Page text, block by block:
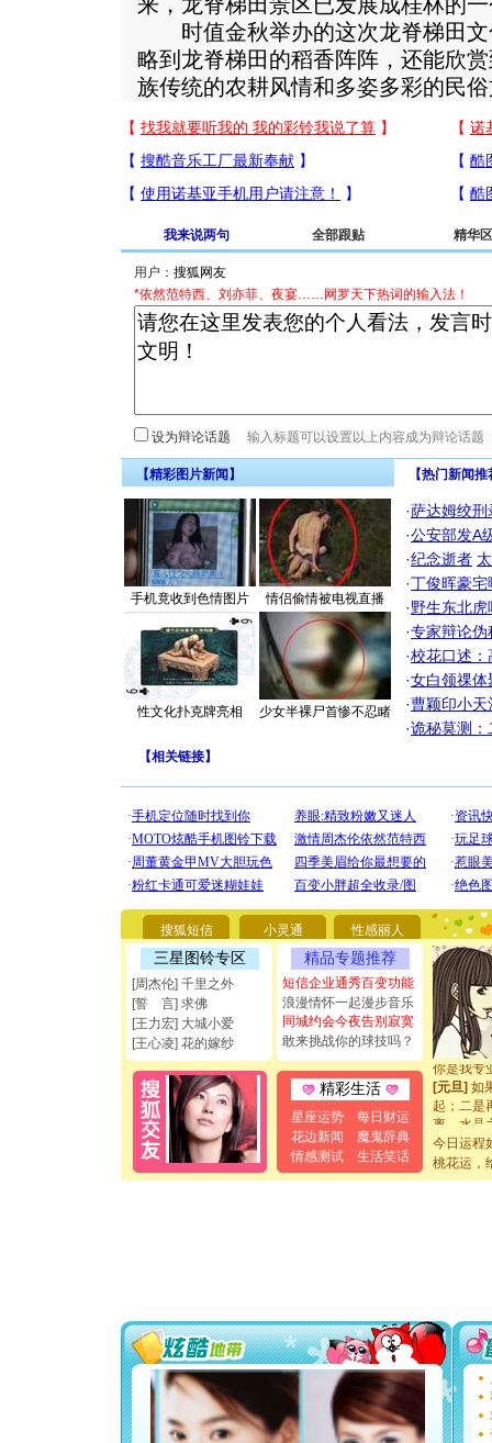
时值金秋举办的这次龙脊梯田文
略到龙脊梯田的稻香阵阵，还能欣
族传统的农耕风情和多姿多彩的民
我来说两句 全部跟贴 精华区
用户：
*依然范特西、刘亦菲、夜宴……网罗天下热词的输入法！
设为辩论话题
【精彩图片新闻】
手机竟收到色情图片 情侣偷情被电视直播
性文化扑克牌亮相 少女半裸尸首惨不忍睹
【热门新闻
·萨达姆绞刑
·公安部发A
·纪念逝者
·丁俊晖豪
·野生东北
·专家辩论伪
·校花口述：
·女白领祼体
·曹颖印小天
·诡秘莫测：
【相关链接】
搜狐短信 小灵通 性感丽人
三星图铃专区
[周杰伦] 千里之外
[誓 言] 求佛
[王力宏] 大城小爱
[王心凌] 花的嫁纱
精品专题推荐
短信企业通秀百变功能
浪漫情怀一起漫步音乐
同城约会今夜告别寂寞
敢来挑战你的球技吗？
精彩生活
星座运势
每日财运
花边新闻
魔鬼辞典
情感测试
生活笑话
你太多
要平安！
[圣诞节]
能正大光
都要快乐
[圣诞节]
如意,快
[元旦]看
断电。爱
你是我专
[元旦]如
起；二是
离。水晶
[元旦]当
泣，这痛
卖了。水
你太多，
要平安
[圣诞节]
能正大
都要快乐
[圣诞节]
如意,快
今日运程
桃花运，